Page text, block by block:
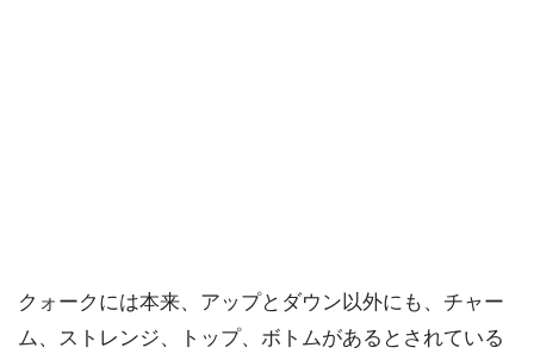
クォークには本来、アップとダウン以外にも、チャー
ム、ストレンジ、トップ、ボトムがあるとされている